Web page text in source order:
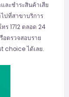
ละชำระสินค้าเสีย
ปที่สาขาบริการ
ร 1712 ตลอด 24
อตรวจสอบราย
choice ได้เลย.